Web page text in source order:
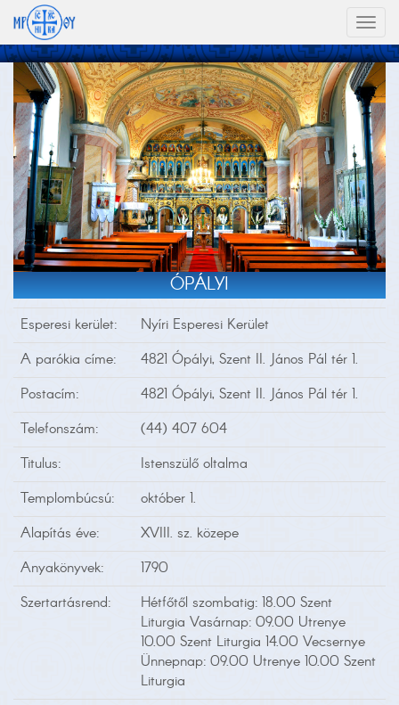
ÓPÁLYI
Esperesi kerület:
Nyíri Esperesi Kerület
A parókia címe:
4821 Ópályi, Szent II. János Pál tér 1.
Postacím:
4821 Ópályi, Szent II. János Pál tér 1.
Telefonszám:
(44) 407 604
Titulus:
Istenszülő oltalma
Templombúcsú:
október 1.
Alapítás éve:
XVIII. sz. közepe
Anyakönyvek:
1790
Szertartásrend:
Hétfőtől szombatig: 18.00 Szent
Liturgia Vasárnap: 09.00 Utrenye
10.00 Szent Liturgia 14.00 Vecsernye
Ünnepnap: 09.00 Utrenye 10.00 Szent
Liturgia